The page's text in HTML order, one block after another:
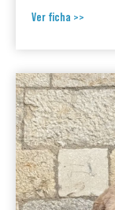
Ver ficha >>